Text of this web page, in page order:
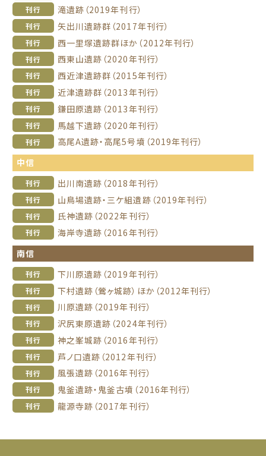
刊行 滝遺跡（2019年刊行）
刊行 矢出川遺跡群（2017年刊行）
刊行 西一里塚遺跡群ほか（2012年刊行）
刊行 西東山遺跡（2020年刊行）
刊行 西近津遺跡群（2015年刊行）
刊行 近津遺跡群（2013年刊行）
刊行 鎌田原遺跡（2013年刊行）
刊行 馬越下遺跡（2020年刊行）
刊行
高尾A遺跡・高尾5号墳（2019年刊行）
中信
刊行 出川南遺跡（2018年刊行）
刊行 山鳥場遺跡・三ケ組遺跡（2019年刊行）
刊行 氏神遺跡（2022年刊行）
刊行
海岸寺遺跡（2016年刊行）
南信
刊行 下川原遺跡（2019年刊行）
刊行 下村遺跡（鶯ヶ城跡）ほか（2012年刊行）
刊行 川原遺跡（2019年刊行）
刊行 沢尻東原遺跡（2024年刊行）
刊行 神之峯城跡（2016年刊行）
刊行 芦ノ口遺跡（2012年刊行）
刊行 風張遺跡（2016年刊行）
刊行 鬼釜遺跡・鬼釜古墳（2016年刊行）
刊行 龍源寺跡（2017年刊行）